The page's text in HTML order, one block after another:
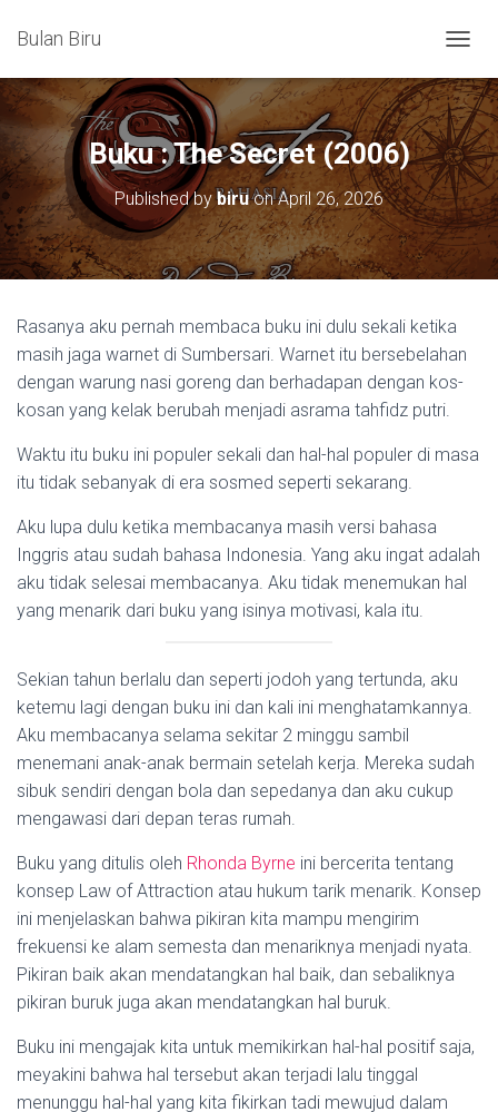
Bulan Biru
O
G
G
L
E
N
A
V
I
G
O
Buku : The Secret (2006)
Published bybiruonApril 26, 2026
Rasanya aku pernah membaca buku ini dulu sekali ketika
masih jaga warnet di Sumbersari. Warnet itu bersebelahan
dengan warung nasi goreng dan berhadapan dengan kos-
kosan yang kelak berubah menjadi asrama tahfidz putri.
Waktu itu buku ini populer sekali dan hal-hal populer di masa
itu tidak sebanyak di era sosmed seperti sekarang.
Aku lupa dulu ketika membacanya masih versi bahasa
Inggris atau sudah bahasa Indonesia. Yang aku ingat adalah
aku tidak selesai membacanya. Aku tidak menemukan hal
yang menarik dari buku yang isinya motivasi, kala itu.
Sekian tahun berlalu dan seperti jodoh yang tertunda, aku
ketemu lagi dengan buku ini dan kali ini menghatamkannya.
Aku membacanya selama sekitar 2 minggu sambil
menemani anak-anak bermain setelah kerja. Mereka sudah
sibuk sendiri dengan bola dan sepedanya dan aku cukup
mengawasi dari depan teras rumah.
Buku yang ditulis oleh Rhonda Byrne ini bercerita tentang
konsep Law of Attraction atau hukum tarik menarik. Konsep
ini menjelaskan bahwa pikiran kita mampu mengirim
frekuensi ke alam semesta dan menariknya menjadi nyata.
Pikiran baik akan mendatangkan hal baik, dan sebaliknya
pikiran buruk juga akan mendatangkan hal buruk.
Buku ini mengajak kita untuk memikirkan hal-hal positif saja,
meyakini bahwa hal tersebut akan terjadi lalu tinggal
menunggu hal-hal yang kita fikirkan tadi mewujud dalam